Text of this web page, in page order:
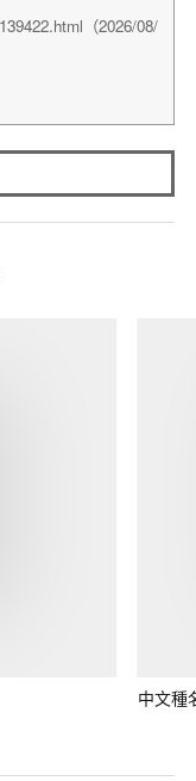
中文種